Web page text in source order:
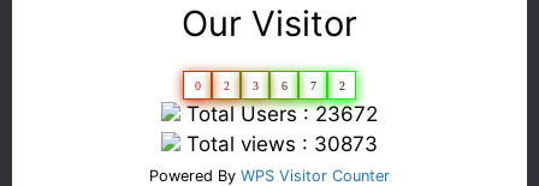
Our Visitor
0 2 3 6 7 2
Total Users : 23672
Total views : 30873
Powered By WPS Visitor Counter